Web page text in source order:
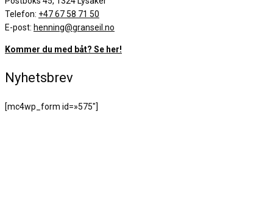
Telefon: +47 67 58 71 50
E-post: henning@granseil.no
Kommer du med båt? Se her!
Nyhetsbrev
[mc4wp_form id=»575″]